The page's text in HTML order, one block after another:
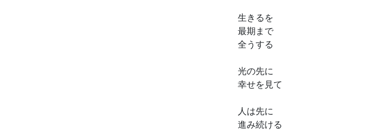
生きるを
最期まで
全うする
光の先に
幸せを見て
人は先に
進み続ける